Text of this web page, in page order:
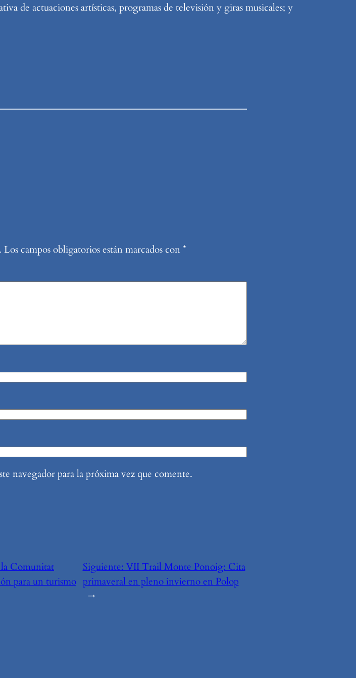
de actuaciones artísticas, programas de televisión y giras musicales; y
Los campos obligatorios están marcados con*
navegador para la próxima vez que comente.
Comunitat
para un turismo
Siguiente:VII Trail Monte Ponoig: Cita
primaveral en pleno invierno en Polop
→